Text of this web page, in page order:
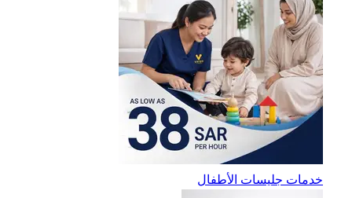
خدمات جليسات الأطفال